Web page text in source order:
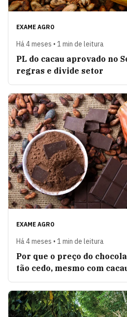
EXAME AGRO
Há 4 meses • 1 min de leitura
PL do cacau aprovado no
regras e divide setor
EXAME AGRO
Há 4 meses • 1 min de leitura
Por que o preço do
tão cedo, mesmo com